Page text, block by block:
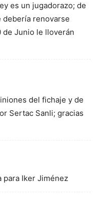
es un jugadorazo; de
debería renovarse
Junio le lloverán
del fichaje y de
Sertac Sanli; gracias
para Iker Jiménez